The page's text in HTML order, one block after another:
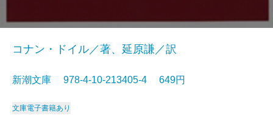
コナン・ドイル／著、延原謙／訳
新潮文庫 978-4-10-213405-4 649円
文庫電子書籍あり